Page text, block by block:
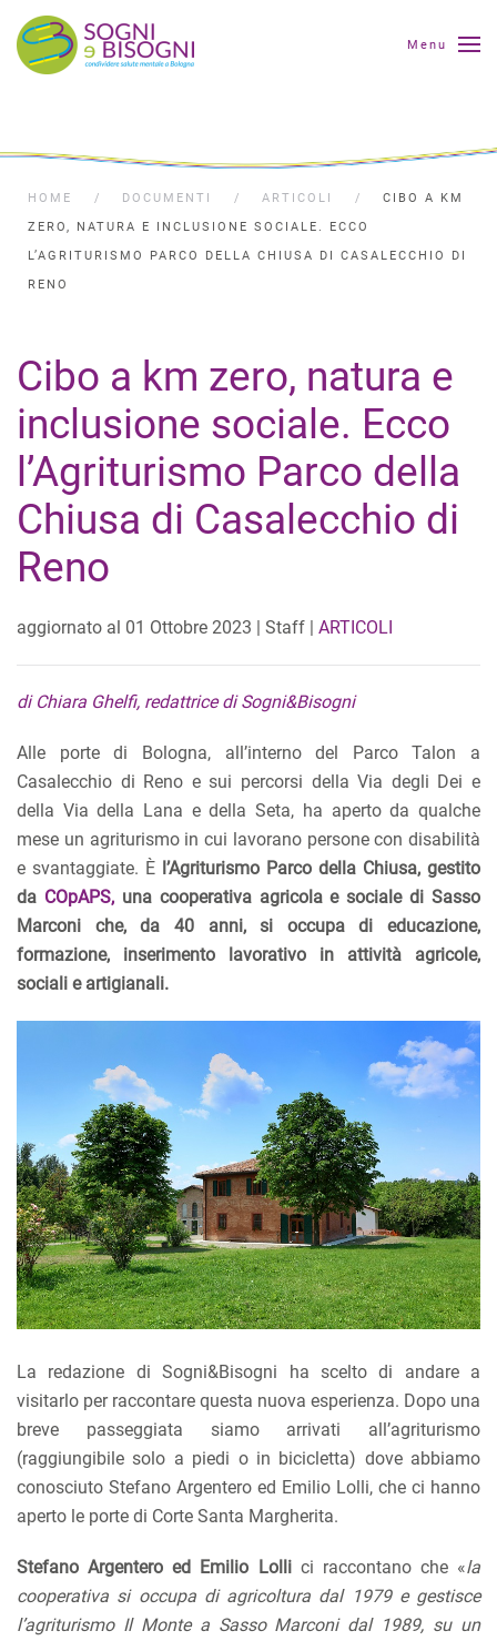
Menu
HOME DOCUMENTI ARTICOLI
CIBO A KM
ZERO, NATURA E INCLUSIONE SOCIALE. ECCO
L’AGRITURISMO PARCO DELLA CHIUSA DI CASALECCHIO DI
RENO
Cibo a km zero, natura e
inclusione sociale. Ecco
l’Agriturismo Parco della
Chiusa di Casalecchio di
Reno
aggiornato al 01 Ottobre 2023 | Staff | ARTICOLI
di Chiara Ghelfi, redattrice di Sogni&Bisogni
Alle porte di Bologna, all’interno del Parco Talon a
Casalecchio di Reno e sui percorsi della Via degli Dei e
della Via della Lana e della Seta, ha aperto da qualche
mese un agriturismo in cui lavorano persone con disabilità
e svantaggiate. È l’Agriturismo Parco della Chiusa, gestito
da COpAPS,una cooperativa agricola e sociale di Sasso
Marconi che, da 40 anni, si occupa di educazione,
formazione, inserimento lavorativo in attività agricole,
sociali e artigianali.
La redazione di Sogni&Bisogni ha scelto di andare a
visitarlo per raccontare questa nuova esperienza. Dopo una
breve passeggiata siamo arrivati all’agriturismo
(raggiungibile solo a piedi o in bicicletta) dove abbiamo
conosciuto Stefano Argentero ed Emilio Lolli, che ci hanno
aperto le porte di Corte Santa Margherita.
Stefano Argentero ed Emilio Lollici raccontano che «la
cooperativa si occupa di agricoltura dal 1979 e gestisce
l’agriturismo Il Monte a Sasso Marconi dal 1989, su un